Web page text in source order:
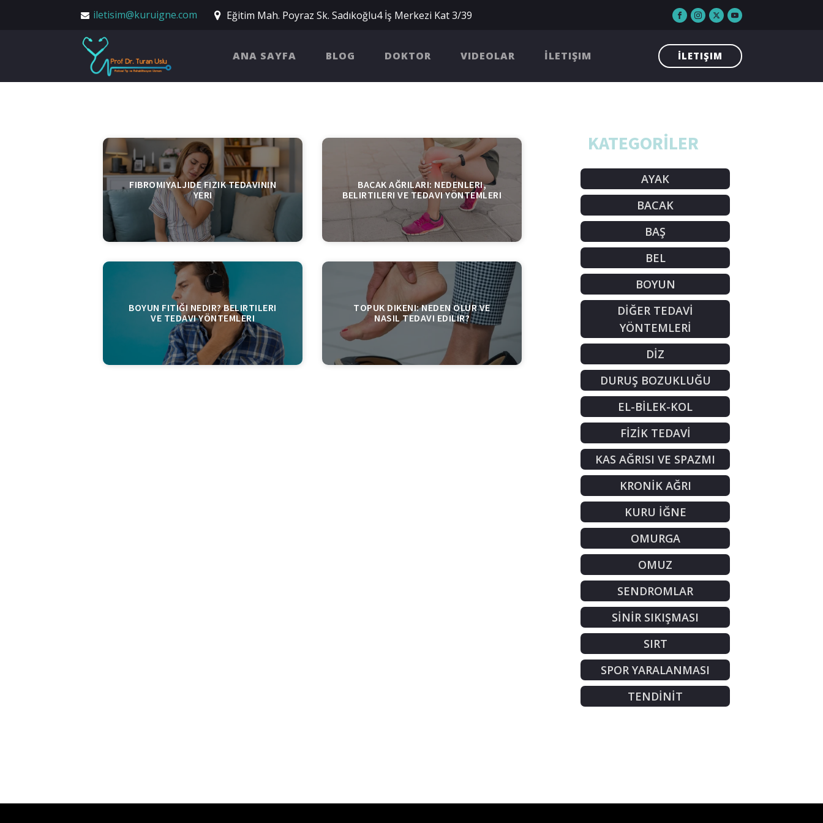
iletisim@kuruigne.com Eğitim Mah. Poyraz Sk. Sadıkoğlu4 İş Merkezi Kat 3/39
ANA SAYFA BLOG DOKTOR VIDEOLAR İLETIŞIM İLETIŞIM
FIBROMIYALJIDE FIZIK TEDAVININ
YERI
BACAK AĞRILARI: NEDENLERI,
BELIRTILERI VE TEDAVI YÖNTEMLERI
BOYUN FITIĞI NEDIR? BELIRTILERI
VE TEDAVI YÖNTEMLERI
TOPUK DIKENI: NEDEN OLUR VE
NASIL TEDAVI EDILIR?
KATEGORİLER
AYAK
BACAK
BAŞ
BEL
BOYUN
DİĞER TEDAVİ
YÖNTEMLERİ
DİZ
DURUŞ BOZUKLUĞU
EL-BİLEK-KOL
FİZİK TEDAVİ
KAS AĞRISI VE SPAZMI
KRONİK AĞRI
KURU İĞNE
OMURGA
OMUZ
SENDROMLAR
SİNİR SIKIŞMASI
SIRT
SPOR YARALANMASI
TENDİNİT